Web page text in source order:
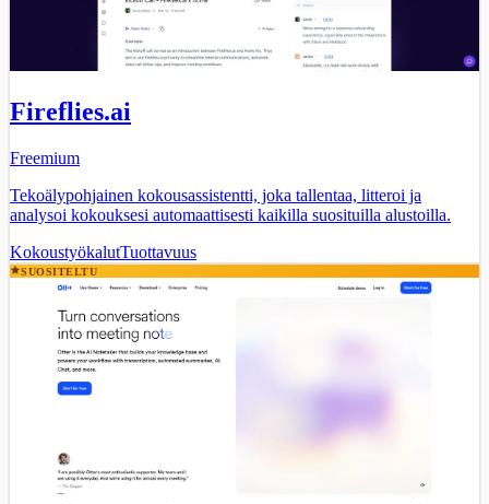
Fireflies.ai
Freemium
Tekoälypohjainen kokousassistentti, joka tallentaa, litteroi ja
analysoi kokouksesi automaattisesti kaikilla suosituilla alustoilla.
KokoustyökalutTuottavuus
SUOSITELTU